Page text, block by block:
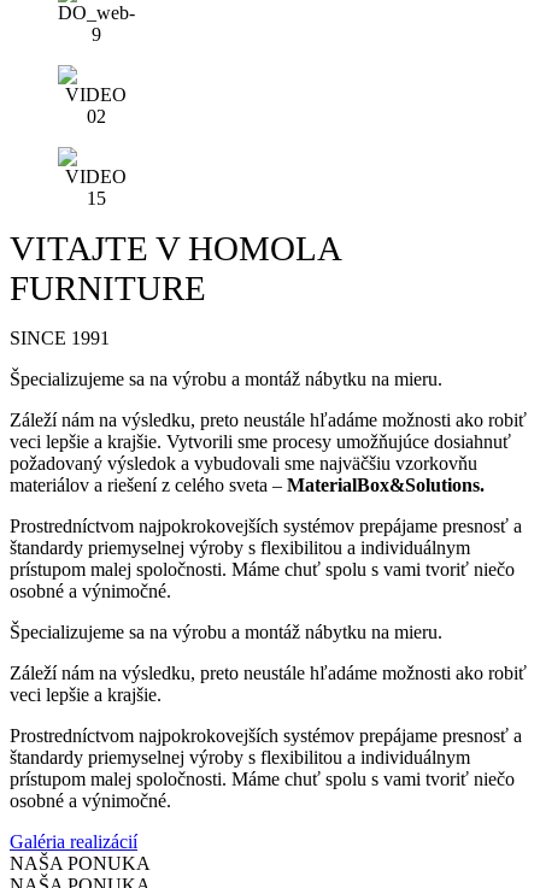
VITAJTE V HOMOLA
FURNITURE
SINCE 1991
Špecializujeme sa na výrobu a montáž nábytku na mieru.
Záleží nám na výsledku, preto neustále hľadáme možnosti ako robiť
veci lepšie a krajšie. Vytvorili sme procesy umožňujúce dosiahnuť
požadovaný výsledok a vybudovali sme najväčšiu vzorkovňu
materiálov a riešení z celého sveta – MaterialBox&Solutions.
Prostredníctvom najpokrokovejších systémov prepájame presnosť a
štandardy priemyselnej výroby s flexibilitou a individuálnym
prístupom malej spoločnosti. Máme chuť spolu s vami tvoriť niečo
osobné a výnimočné.
Špecializujeme sa na výrobu a montáž nábytku na mieru.
Záleží nám na výsledku, preto neustále hľadáme možnosti ako robiť
veci lepšie a krajšie.
Prostredníctvom najpokrokovejších systémov prepájame presnosť a
štandardy priemyselnej výroby s flexibilitou a individuálnym
prístupom malej spoločnosti. Máme chuť spolu s vami tvoriť niečo
osobné a výnimočné.
Galéria realizácií
NAŠA PONUKA